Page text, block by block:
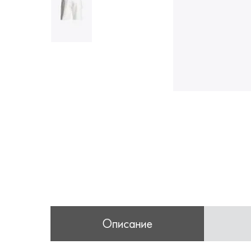
Описание